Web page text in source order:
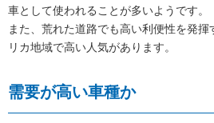
車として使われることが多いようです。
また、荒れた道路でも高い利便性を発
リカ地域で高い人気があります。
需要が高い車種か